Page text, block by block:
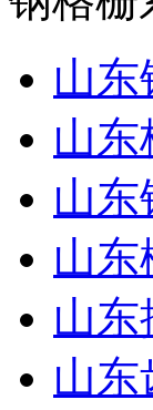
山东
山东
山东
山东
山东
山东